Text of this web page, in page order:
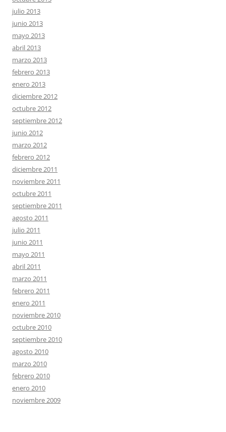
julio 2013
junio 2013
mayo 2013
abril 2013
marzo 2013
febrero 2013
enero 2013
diciembre 2012
octubre 2012
septiembre 2012
junio 2012
marzo 2012
febrero 2012
diciembre 2011
noviembre 2011
octubre 2011
septiembre 2011
agosto 2011
julio 2011
junio 2011
mayo 2011
abril 2011
marzo 2011
febrero 2011
enero 2011
noviembre 2010
octubre 2010
septiembre 2010
agosto 2010
marzo 2010
febrero 2010
enero 2010
noviembre 2009